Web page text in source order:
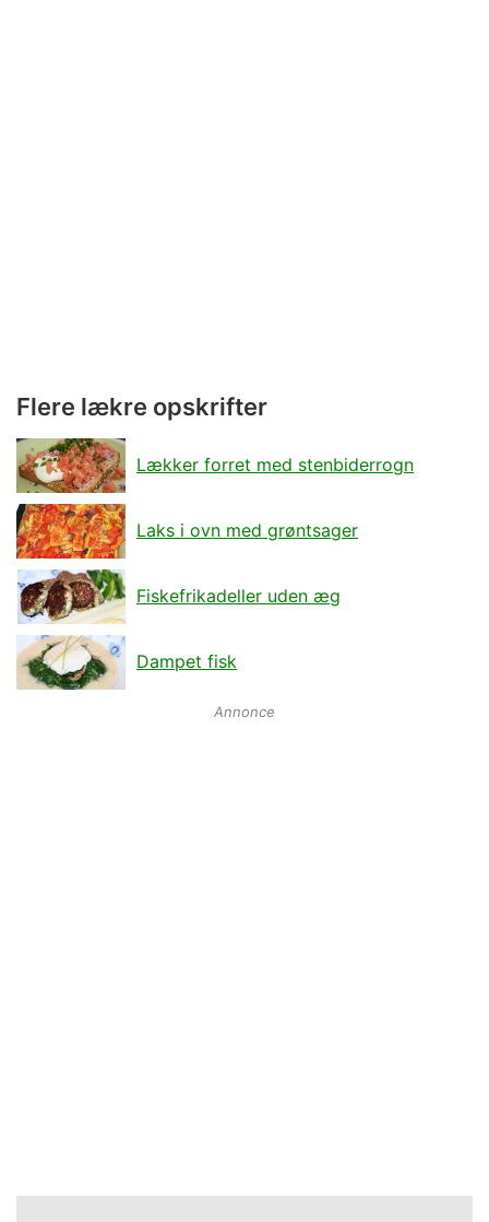
Flere lækre opskrifter
Lækker forret med stenbiderrogn
Laks i ovn med grøntsager
Fiskefrikadeller uden æg
Dampet fisk
Annonce